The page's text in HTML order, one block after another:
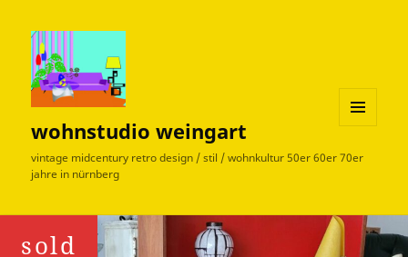
wohnstudio weingart
vintage midcentury retro design / stil / wohnkultur 50er 60er 70er
jahre in nürnberg
WIDGETS